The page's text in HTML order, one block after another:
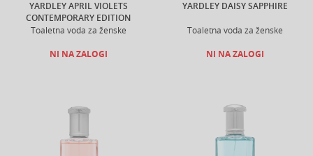
YARDLEY APRIL VIOLETS
CONTEMPORARY EDITION
Toaletna voda za ženske
NI NA ZALOGI
YARDLEY DAISY SAPPHIRE
Toaletna voda za ženske
NI NA ZALOGI